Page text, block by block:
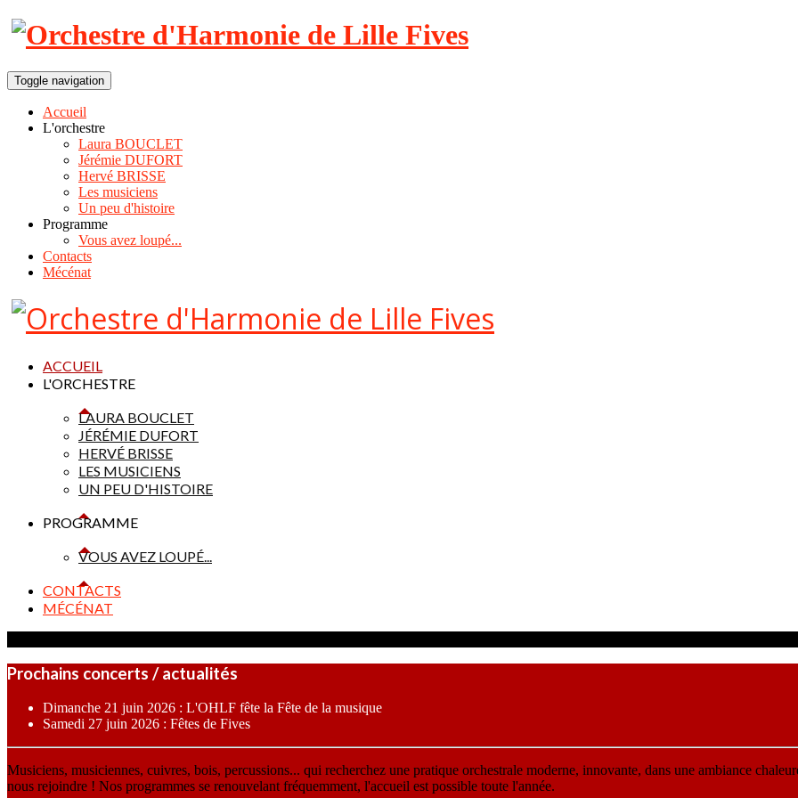
Toggle navigation
Accueil
L'orchestre
Laura BOUCLET
Jérémie DUFORT
Hervé BRISSE
Les musiciens
Un peu d'histoire
Programme
Vous avez loupé...
Contacts
Mécénat
ACCUEIL
L'ORCHESTRE
LAURA BOUCLET
JÉRÉMIE DUFORT
HERVÉ BRISSE
LES MUSICIENS
UN PEU D'HISTOIRE
PROGRAMME
VOUS AVEZ LOUPÉ...
CONTACTS
MÉCÉNAT
Prochains concerts / actualités
Dimanche 21 juin 2026 : L'OHLF fête la Fête de la musique
Samedi 27 juin 2026 : Fêtes de Fives
Musiciens, musiciennes, cuivres, bois, percussions... qui recherchez une pratique orchestrale moderne, innovante, dans une ambiance
nous rejoindre ! Nos programmes se renouvelant fréquemment, l'accueil est possible toute l'année.